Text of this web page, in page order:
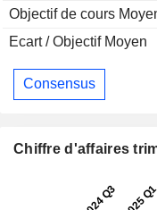
Objectif de cours
Ecart / Objectif Moyen
Consensus
Chiffre d'affaires